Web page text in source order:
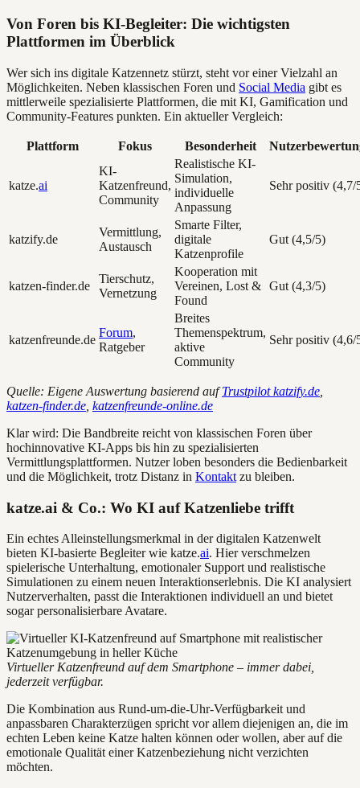
Von Foren bis KI-Begleiter: Die wichtigsten
Plattformen im Überblick
Wer sich ins digitale Katzennetz stürzt, steht vor einer Vielzahl an
Möglichkeiten. Neben klassischen Foren und Social Media gibt es
mittlerweile spezialisierte Plattformen, die mit KI, Gamification und
Community-Features punkten. Ein aktueller Vergleich:
Plattform Fokus Besonderheit
katze.ai
KI-
Katzenfreund,
Community
Realistische KI-
Simulation,
individuelle
Anpassung
Sehr positiv (4,7/
katzify.de
Vermittlung,
Austausch
Smarte Filter,
digitale
Katzenprofile
Gut (4,5/5)
katzen-finder.de
Tierschutz,
Vernetzung
Kooperation mit
Vereinen, Lost &
Found
Gut (4,3/5)
katzenfreunde.de
Forum,
Ratgeber
Breites
Themenspektrum,
aktive
Community
Sehr positiv (4,6/
Quelle: Eigene Auswertung basierend aufTrustpilot katzify.de
katzen-finder.de katzenfreunde-online.de
Klar wird: Die Bandbreite reicht von klassischen Foren über
hochinnovative KI-Apps bis hin zu spezialisierten
Vermittlungsplattformen. Nutzer loben besonders die Bedienbarkeit
und die Möglichkeit, trotz Distanz in Kontakt zu bleiben.
katze.ai & Co.: Wo KI auf Katzenliebe trifft
Ein echtes Alleinstellungsmerkmal in der digitalen Katzenwelt
bieten KI-basierte Begleiter wie katze.ai. Hier verschmelzen
spielerische Unterhaltung, emotionaler Support und realistische
Simulationen zu einem neuen Interaktionserlebnis. Die KI analysiert
Nutzerverhalten, passt die Interaktionen individuell an und bietet
sogar personalisierbare Avatare.
Virtueller Katzenfreund auf dem Smartphone – immer dabei,
jederzeit verfügbar.
Die Kombination aus Rund-um-die-Uhr-Verfügbarkeit und
anpassbaren Charakterzügen spricht vor allem diejenigen an, die im
echten Leben keine Katze halten können oder wollen, aber auf die
emotionale Qualität einer Katzenbeziehung nicht verzichten
möchten.